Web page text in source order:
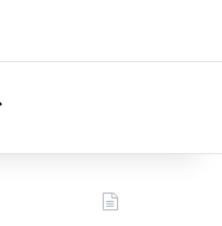
Keresés: